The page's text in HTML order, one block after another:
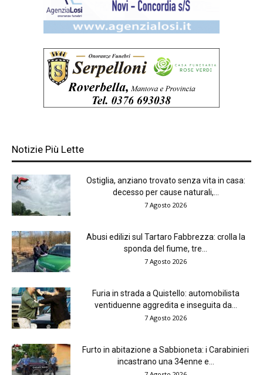
Notizie Più Lette
Ostiglia, anziano trovato senza vita in casa:
decesso per cause naturali,...
7 Agosto 2026
Abusi edilizi sul Tartaro Fabbrezza: crolla la
sponda del fiume, tre...
7 Agosto 2026
Furia in strada a Quistello: automobilista
ventiduenne aggredita e inseguita da...
7 Agosto 2026
Furto in abitazione a Sabbioneta: i Carabinieri
incastrano una 34enne e...